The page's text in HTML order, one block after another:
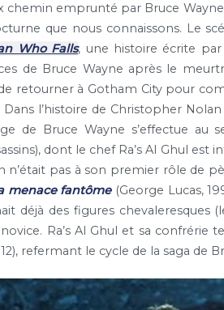
emprunté par Bruce Wayne,
que nous connaissons. Le
Who Falls, une histoire écrite par
de Bruce Wayne après le
retourner à Gotham City pour
l’histoire de Christopher
de Bruce Wayne s’effectue au
dont le chef Ra’s Al Ghul est
n’était pas à son premier rôle de
menace fantôme (George Lucas,
déjà des figures chevaleresques
Ra’s Al Ghul et sa confrérie
refermant le cycle de la saga de